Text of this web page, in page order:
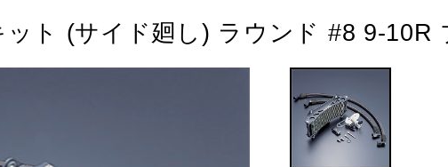
ット (サイド廻し) ラウンド #8 9-10R